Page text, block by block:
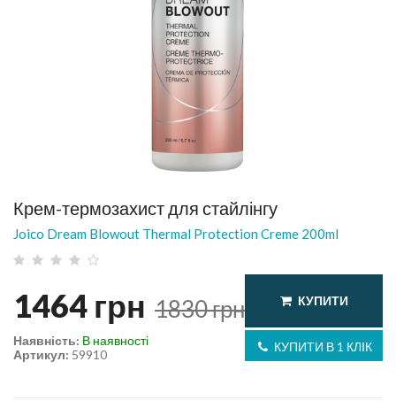
Крем-термозахист для стайлінгу
Joico Dream Blowout Thermal Protection Creme 200ml
1464 грн 1830грн КУПИТИ
КУПИТИ В 1 КЛІК
Артикул: 59910
Наявність: В наявності